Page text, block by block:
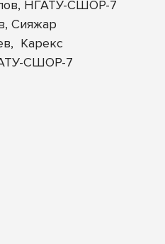
НГАТУ-СШОР-7
Сияжар
Карекс
СШОР-7